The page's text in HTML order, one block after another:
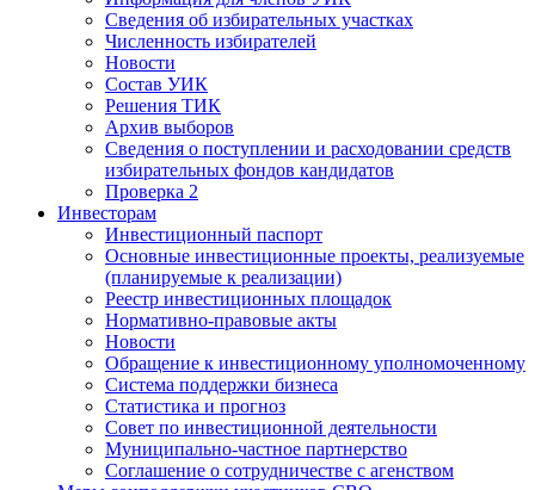
Сведения об избирательных участках
Численность избирателей
Новости
Состав УИК
Решения ТИК
Архив выборов
Сведения о поступлении и расходовании средств
избирательных фондов кандидатов
Проверка 2
Инвесторам
Инвестиционный паспорт
Основные инвестиционные проекты, реализуемые
(планируемые к реализации)
Реестр инвестиционных площадок
Нормативно-правовые акты
Новости
Обращение к инвестиционному уполномоченному
Система поддержки бизнеса
Статистика и прогноз
Совет по инвестиционной деятельности
Муниципально-частное партнерство
Соглашение о сотрудничестве с агенством